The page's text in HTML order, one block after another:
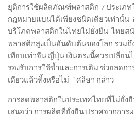
ยุติการใช้ผลิตภัณฑ์พลาสติก 7 ประเภท
กฎหมายแบนได้เพียงชนิดเดียวเท่านั้น
บริโภคพลาสติกในไทยไม่ยั่งยืน ไทยส
พลาสติกสูงเป็นอันดับต้นของโลก รวม
เทียบเท่าจีน ญี่ปุ่น เงินตรงนี้ควรเปลี่ย
รองรับการใช้ซ้ำและการเติม ช่วยลด
เดียวแล้วทิ้งหรือไม่ “ ศลิษา กล่าว
การลดพลาสติกในประเทศไทยที่ไม่ยั่ง
เสนอว่า การผลิตที่ยั่งยืน ปราศจากการ